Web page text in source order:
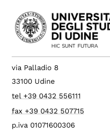
via Palladio 8
33100 Udine
tel +39 0432 556111
fax +39 0432 507715
p.iva 01071600306